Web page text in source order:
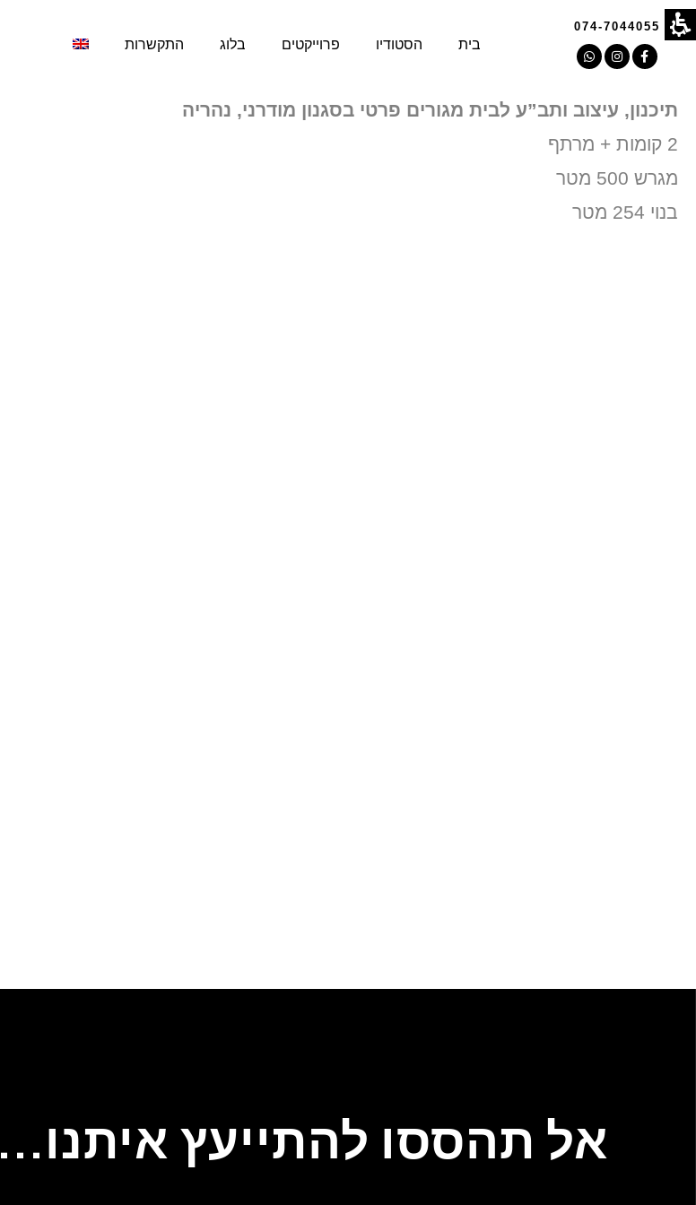
ארז אשכנזי אדריכלים - תכנון, עיצוב ותב”ע לבית מגורים פרטי בסגנון מודרני, נהריה
074-7044055
בית הסטודיו פרוייקטים בלוג התקשרות
תיכנון, עיצוב ותב”ע לבית מגורים פרטי בסגנון מודרני, נהריה
2 קומות + מרתף
מגרש 500 מטר
בנוי 254 מטר
אל תהססו להתייעץ איתנו...